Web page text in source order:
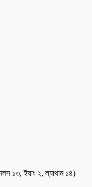
১৩, ইয়াং ২, ল্যাথাম ১৪)